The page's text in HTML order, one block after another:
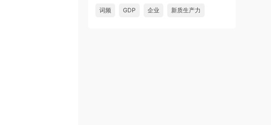
词频 GDP 企业 新质生产力